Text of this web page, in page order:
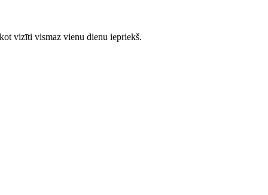
vizīti vismaz vienu dienu iepriekš.